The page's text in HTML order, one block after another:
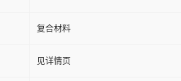
复合材料
见详情页